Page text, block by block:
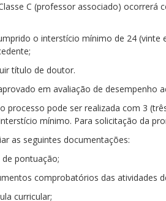
C (professor associado) ocorrerá
o interstício mínimo de 24
título de doutor.
em avaliação de desempenho
processo pode ser realizada com 3
mínimo. Para solicitação da
as seguintes documentações:
de pontuação;
comprobatórios das atividades
curricular;